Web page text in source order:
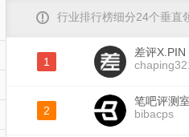
行业排行榜细分24个垂直
1
差评X.PIN
2
笔吧评测
bibacps